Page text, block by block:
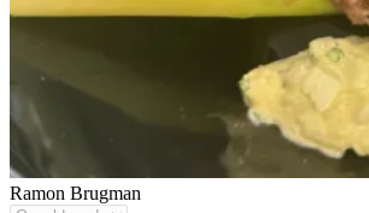
Ramon Brugman